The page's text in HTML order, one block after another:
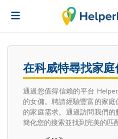
在科威特尋找家
通過您值得信賴的平台
的女傭。聘請經驗豐富的家
的家庭需求。通過訪問我們的
簡化您的搜索並找到完美的匹